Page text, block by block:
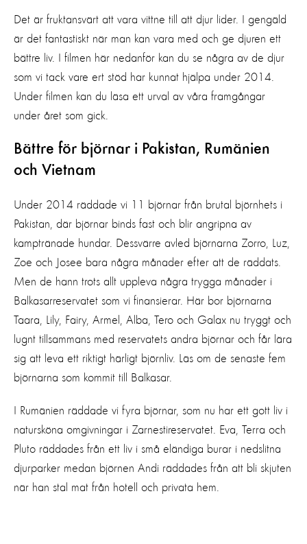
Det är fruktansvärt att vara vittne till att djur lider. I gengäld
är det fantastiskt när man kan vara med och ge djuren ett
bättre liv. I filmen här nedanför kan du se några av de djur
som vi tack vare ert stöd har kunnat hjälpa under 2014.
Under filmen kan du läsa ett urval av våra framgångar
under året som gick.
Bättre för björnar i Pakistan, Rumänien
och Vietnam
Under 2014 räddade vi 11 björnar från brutal björnhets i
Pakistan, där björnar binds fast och blir angripna av
kamptränade hundar. Dessvärre avled björnarna Zorro, Luz,
Zoe och Josee bara några månader efter att de räddats.
Men de hann trots allt uppleva några trygga månader i
Balkasarreservatet som vi finansierar. Här bor björnarna
Taara, Lily, Fairy, Armel, Alba, Tero och Galax nu tryggt och
lugnt tillsammans med reservatets andra björnar och får lära
sig att leva ett riktigt härligt björnliv. Läs om de senaste fem
björnarna som kommit till Balkasar.
I Rumänien räddade vi fyra björnar, som nu har ett gott liv i
natursköna omgivningar i Zarnestireservatet. Eva, Terra och
Pluto räddades från ett liv i små eländiga burar i nedslitna
djurparker medan björnen Andi räddades från att bli skjuten
när han stal mat från hotell och privata hem.